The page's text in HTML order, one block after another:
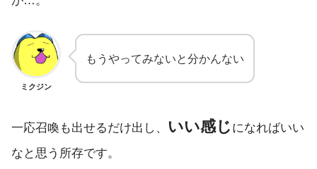
ミクジン
もうやってみないと分かんない
一応召喚も出せるだけ出し、 いい感じ になればいい
なと思う所存です。